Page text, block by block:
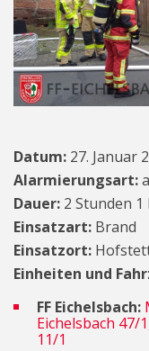
Datum: 27. Januar
Alarmierungsart:
Dauer: 2 Stunden
Einsatzart: Brand
Einsatzort:
Einheiten und
FF Eichelsbach:
Eichelsbach 47/1
11/1